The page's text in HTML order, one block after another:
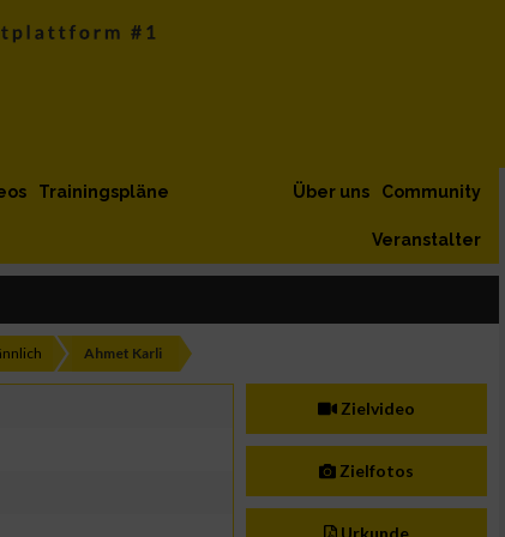
Trainingspläne Community
Über uns
Veranstalter
Ahmet Karli
Zielvideo
Zielfotos
Urkunde